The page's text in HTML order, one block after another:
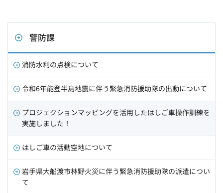
警防課
消防水利の点検について
令和6年能登半島地震に伴う緊急消防援助隊の出動について
プロジェクションマッピングを活用したはしご車操作訓練を
実施しました！
はしご車の活動空地について
岩手県大船渡市林野火災に伴う緊急消防援助隊の派遣につい
て